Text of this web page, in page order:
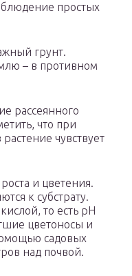
простых
грунт.
– в противном
рассеянного
что при
чувствует
и цветения.
к субстрату.
то есть pH
цветоносы и
садовых
над почвой.